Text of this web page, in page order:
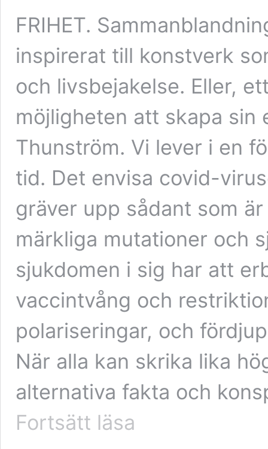
FRIHET.
inspirerat till konstverk
och livsbejakelse. Eller,
möjligheten att skapa sin
Thunström. Vi lever i en
tid. Det envisa covid-
gräver upp sådant som
märkliga mutationer och
sjukdomen i sig har att
vaccintvång och
polariseringar, och
När alla kan skrika lika
alternativa fakta och
Fortsätt läsa